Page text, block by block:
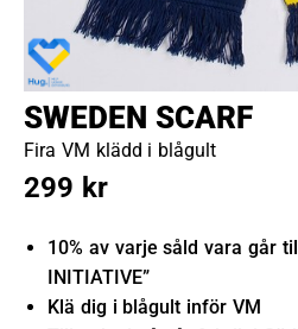
SWEDEN SCARF
Fira VM klädd i blågult
299 kr
10% av varje såld vara går
INITIATIVE”
Klä dig i blågult inför VM